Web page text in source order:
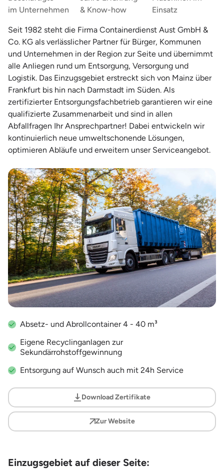
Seit 1982 steht die Firma Containerdienst Aust GmbH &
Co. KG als verlässlicher Partner für Bürger, Kommunen
und Unternehmen in der Region zur Seite und übernimmt
alle Anliegen rund um Entsorgung, Versorgung und
Logistik. Das Einzugsgebiet erstreckt sich von Mainz über
Frankfurt bis hin nach Darmstadt im Süden. Als
zertifizierter Entsorgungsfachbetrieb garantieren wir eine
qualifizierte Zusammenarbeit und sind in allen
Abfallfragen Ihr Ansprechpartner! Dabei entwickeln wir
kontinuierlich neue umweltschonende Lösungen,
optimieren Abläufe und erweitern unser Serviceangebot.
Absetz- und Abrollcontainer 4 - 40 m³
Eigene Recyclinganlagen zur
Sekundärrohstoffgewinnung
Entsorgung auf Wunsch auch mit 24h Service
Download Zertifikate
Zur Website
Einzugsgebiet auf dieser Seite:
im Unternehmen
& Know-how
Einsatz